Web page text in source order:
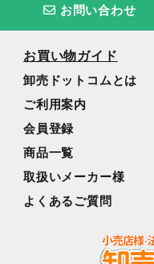
お問い合わせ
お買い物ガイド
卸売ドットコムとは
ご利用案内
会員登録
商品一覧
取扱いメーカー様
よくあるご質問